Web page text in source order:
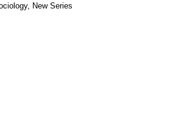
New Series